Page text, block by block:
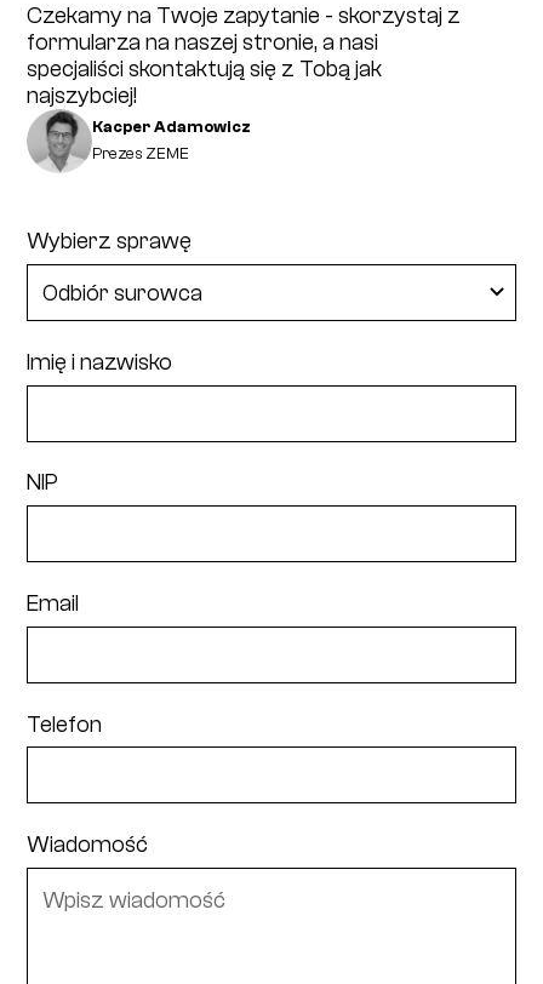
Czekamy na Twoje zapytanie - skorzystaj z
formularza na naszej stronie, a nasi
specjaliści skontaktują się z Tobą jak
najszybciej!
Kacper Adamowicz
Prezes ZEME
Wybierz sprawę
Imię i nazwisko
NIP
Email
Telefon
Wiadomość